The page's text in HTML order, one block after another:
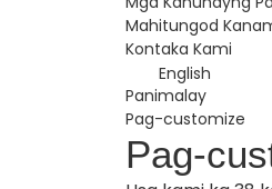
Mahitungod
Kontaka Kami
English
Panimalay
Pag-customize
Pag-